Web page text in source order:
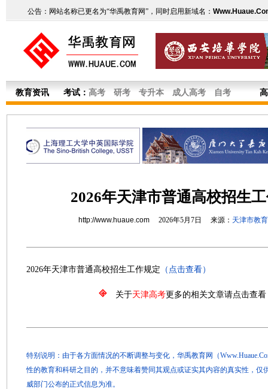
公告：网站名称已更名为“华禹教育网”，同时启用新域名：
教育资讯 考试： 高考 研考 专升本 成人高考 自考
2026年天津市普通高校招生
http://www.huaue.com2026年5月7日 来源： 天津市教
2026年天津市普通高校招生工作规定 （点击查看）
关于天津高考更多的相关文章请点击查看
特别说明：由于各方面情况的不断调整与变化，华禹教育网（
性的教育和科研之目的，并不意味着赞同其观点或证实其内容的真实性，仅
威部门公布的正式信息为准。